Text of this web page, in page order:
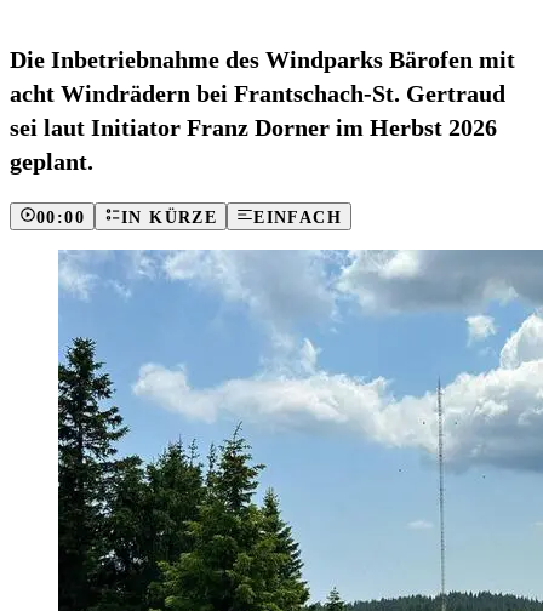
Die Inbetriebnahme des Windparks Bärofen mit
acht Windrädern bei Frantschach-St. Gertraud
sei laut Initiator Franz Dorner im Herbst 2026
geplant.
00:00 IN KÜRZE EINFACH